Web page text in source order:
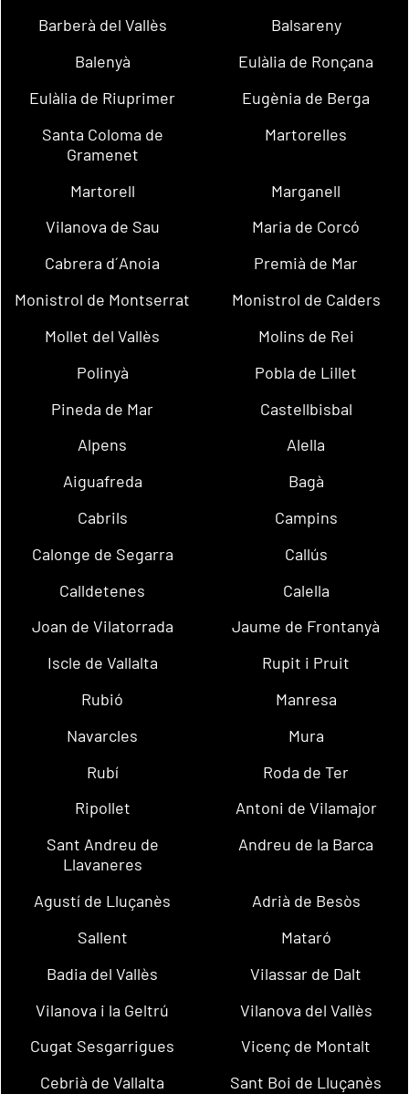
Barberà del Vallès
Balsareny
Balenyà
Eulàlia de Ronçana
Eulàlia de Riuprimer
Eugènia de Berga
Santa Coloma de
Gramenet
Martorelles
Martorell
Marganell
Vilanova de Sau
Maria de Corcó
Cabrera d´Anoia
Premià de Mar
Monistrol de Montserrat
Monistrol de Calders
Mollet del Vallès
Molins de Rei
Polinyà
Pobla de Lillet
Pineda de Mar
Castellbisbal
Alpens
Alella
Aiguafreda
Bagà
Cabrils
Campins
Calonge de Segarra
Callús
Calldetenes
Calella
Joan de Vilatorrada
Jaume de Frontanyà
Iscle de Vallalta
Rupit i Pruit
Rubió
Manresa
Navarcles
Mura
Rubí
Roda de Ter
Ripollet
Antoni de Vilamajor
Sant Andreu de
Llavaneres
Andreu de la Barca
Agustí de Lluçanès
Adrià de Besòs
Sallent
Mataró
Badia del Vallès
Vilassar de Dalt
Vilanova i la Geltrú
Vilanova del Vallès
Cugat Sesgarrigues
Vicenç de Montalt
Cebrià de Vallalta
Sant Boi de Lluçanès